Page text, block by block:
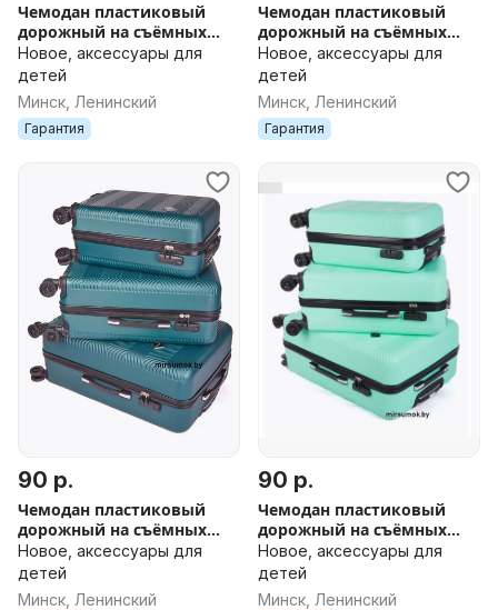
Чемодан пластиковый
дорожный на съёмных
колесах новый в Минске
ДОСТАВКА поликарбонат
оранжевый
Новое, аксессуары для
детей
Минск, Ленинский
Гарантия
Чемодан пластиковый
дорожный на съёмных
колесах новый в Минске
ДОСТАВКА поликарбонат
жёлтый
Новое, аксессуары для
детей
Минск, Ленинский
Гарантия
90 р.
Чемодан пластиковый
дорожный на съёмных
колесах новый в Минске
ДОСТАВКА поликарбонат
зеленый
Новое, аксессуары для
детей
Минск, Ленинский
90 р.
Чемодан пластиковый
дорожный на съёмных
колесах новый в Минске
ДОСТАВКА поликарбонат
мята
Новое, аксессуары для
детей
Минск, Ленинский